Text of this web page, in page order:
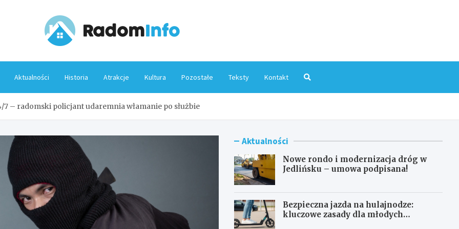
Aktualności Historia Atrakcje Kultura Pozostałe Teksty Kontakt
7 – radomski policjant udaremnia włamanie po służbie
Aktualności
Nowe rondo i modernizacja dróg w
Jedlińsku – umowa podpisana!
Bezpieczna jazda na hulajnodze:
kluczowe zasady dla młodych